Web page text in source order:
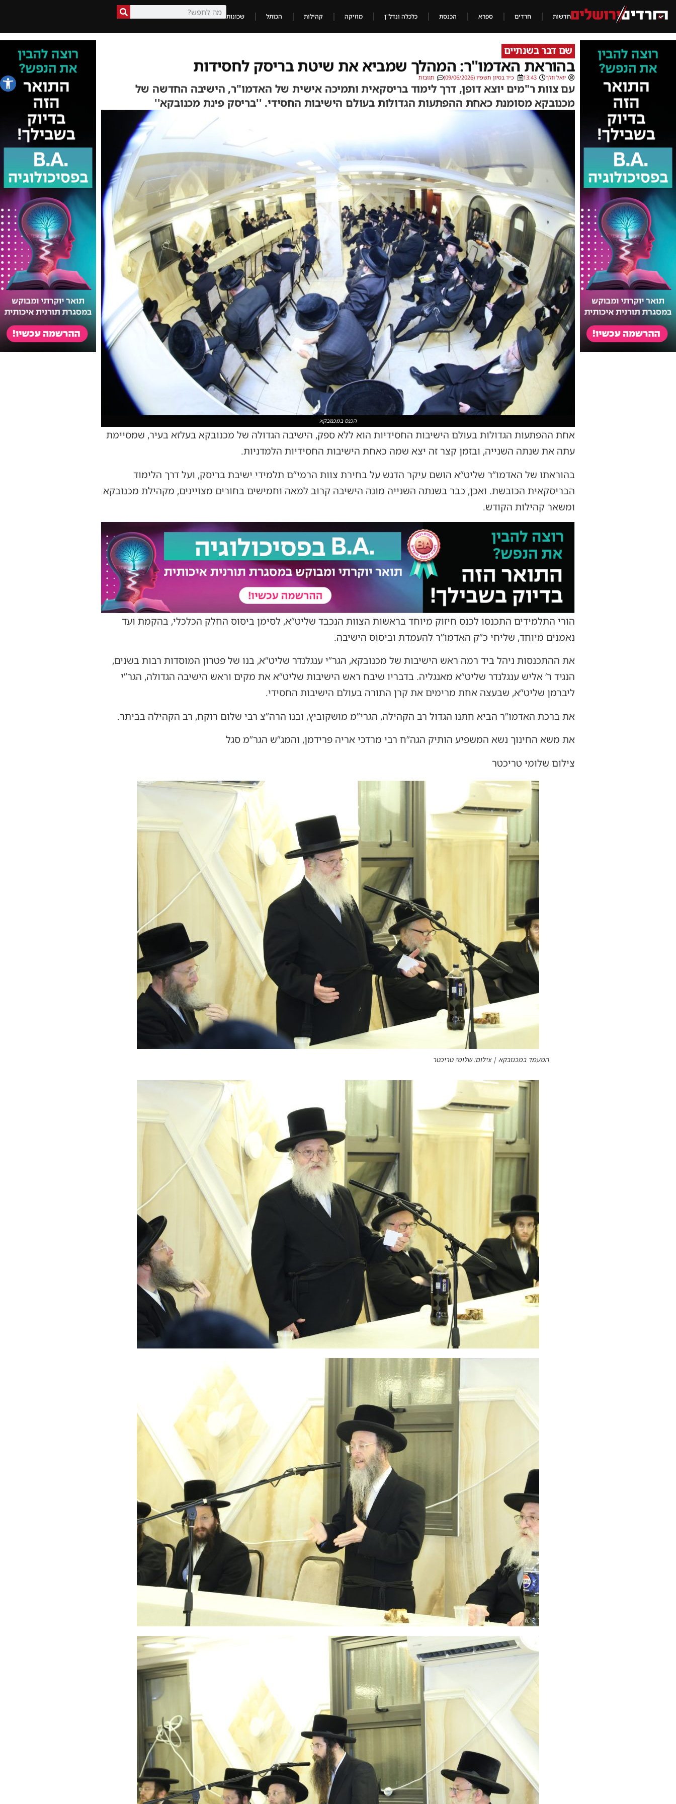
פתח
חדשות חרדים ספרא הכנסת כלכלה ונדל"ן מוזיקה קהילות הכותל שכונות
שם דבר בשנתיים
בהוראת האדמו"ר: המהלך שמביא את שיטת בריסק לחסידות
יואל וולך 13:43 כ״ד בסיון תשפ״ו (09/06/2026) תגובות
עם צוות ר"מים יוצא דופן, דרך לימוד בריסקאית ותמיכה אישית של האדמו"ר, הישיבה החדשה של
מכנובקא מסומנת כאחת ההפתעות הגדולות בעולם הישיבות החסידי. ''בריסק פינת מכנובקא''
הכנס במכנובקא
אחת ההפתעות הגדולות בעולם הישיבות החסידיות הוא ללא ספק, הישיבה הגדולה של מכנובקא בעלזא בעיר, שמסיימת
עתה את שנתה השנייה, ובזמן קצר זה יצא שמה כאחת הישיבות החסידיות הלמדניות.
בהוראתו של האדמו”ר שליט”א הושם עיקר הדגש על בחירת צוות הרמי”ם תלמידי ישיבת בריסק, ועל דרך הלימוד
הבריסקאית הכובשת. ואכן, כבר בשנתה השנייה מונה הישיבה קרוב למאה וחמישים בחורים מצויינים, מקהילת מכנובקא
ומשאר קהילות הקודש.
הורי התלמידים התכנסו לכנס חיזוק מיוחד בראשות הצוות הנכבד שליט”א, לסימן ביסוס החלק הכלכלי, בהקמת ועד
נאמנים מיוחד, שליחי כ”ק האדמו”ר להעמדת וביסוס הישיבה.
את ההתכנסות ניהל ביד רמה ראש הישיבות של מכנובקא, הגר”י ענגלנדר שליט”א, בנו של פטרון המוסדות רבות בשנים,
הנגיד ר’ אליש ענגלנדר שליט”א מאנגליה. בדבריו שיבח ראש הישיבות שליט”א את מקים וראש הישיבה הגדולה, הגר”י
ליברמן שליט”א, שבעצה אחת מרימים את קרן התורה בעולם הישיבות החסידי.
את ברכת האדמו”ר הביא חתנו הגדול רב הקהילה, הגרי”מ מושקוביץ, ובנו הרה”צ רבי שלום רוקח, רב הקהילה בביתר.
את משא החינוך נשא המשפיע הותיק הגה”ח רבי מרדכי אריה פרידמן, והמג”ש הגר”מ סגל
צילום שלומי טריכטר
המעמד במכנובקא | צילום: שלומי טריכטר